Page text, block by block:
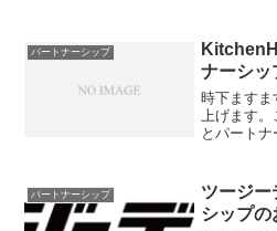
いたします
グ事業を
パートナーシップ
ナーシッ
時下ますま
上げます
とパートナ
フィリエ
一方でK...
パートナーシップ
ツージー
シップの